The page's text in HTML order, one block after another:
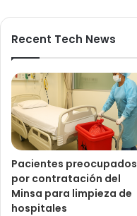
Recent Tech News
Pacientes preocupados
por contratación del
Minsa para limpieza de
hospitales